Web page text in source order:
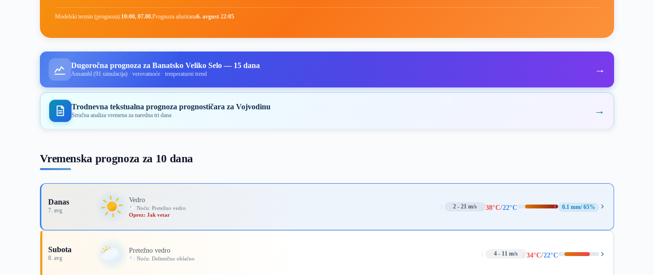
Modelski termin (prognoza):10:00, 07.08.Prognoza ažurirana6. avgust 22:05
Dugoročna prognoza za Banatsko Veliko Selo — 15 dana
Ansambl (91 simulacija) · verovatnoće · temperaturni trend →
Trodnevna tekstualna prognoza prognostičara za Vojvodinu
Stručna analiza vremena za naredna tri dana →
Vremenska prognoza za 10 dana
Danas
7. avg
Vedro
Noću: Pretežno vedro
Oprez: Jak vetar
2 - 21 m/s 38°C/22°C 0.1 mm 65%
Subota
8. avg
Pretežno vedro
Noću: Delimično oblačno
4 - 11 m/s 34°C/22°C